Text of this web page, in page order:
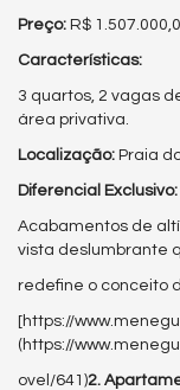
Preço: R$
Características:
3 quartos, 2 vagas
área privativa.
Localização: Praia
Diferencial Exclusivo:
Acabamentos de
vista deslumbrante
redefine o conceito
[https://
(https://
ovel/641)2.